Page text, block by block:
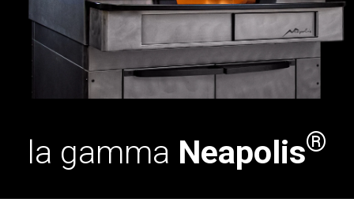
la gamma Neapolis®